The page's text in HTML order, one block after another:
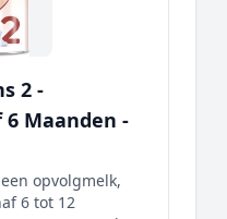
2 -
6 Maanden -
opvolgmelk,
6 tot 12